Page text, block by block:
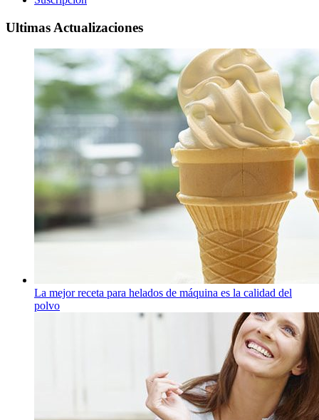
Ultimas Actualizaciones
La mejor receta para helados de máquina es la calidad del
polvo